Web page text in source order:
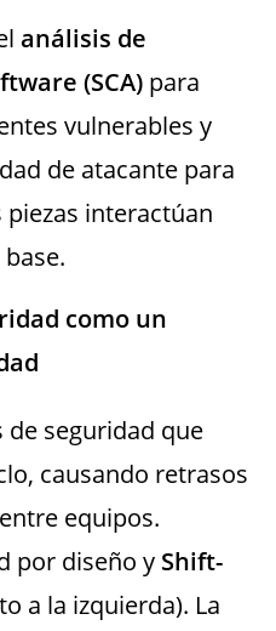
análisis de
(SCA) para
vulnerables y
de atacante para
interactúan
como un
de seguridad que
causando retrasos
equipos.
por diseño y Shift-
a la izquierda). La